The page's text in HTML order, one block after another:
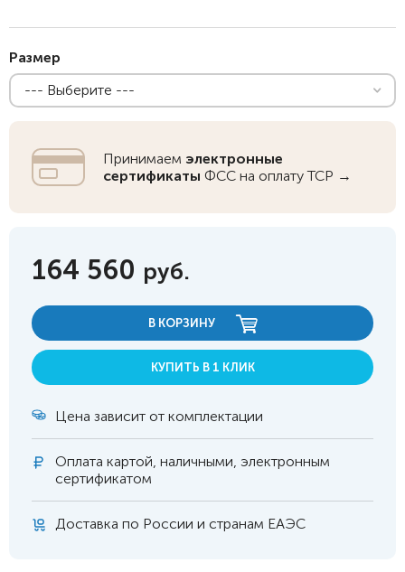
Размер
--- Выберите ---
Принимаем электронные
сертификаты ФСС на оплату ТСР →
164 560 руб.
В КОРЗИНУ
КУПИТЬ В 1 КЛИК
Цена зависит от комплектации
Оплата картой, наличными, электронным
сертификатом
Доставка по России и странам ЕАЭС